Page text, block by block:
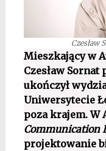
Czesław
Mieszkający w
Czesław
ukończył
Uniwersytecie
poza krajem. W
Communication
projektowanie